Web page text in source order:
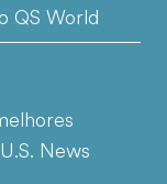
QS World
News